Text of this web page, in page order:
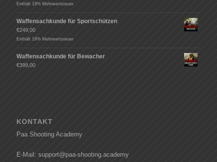
Enthält 19% Mehrwertsteuer
Waffensachkunde für Sportschützen
€249,00
Enthält 19% Mehrwertsteuer
Waffensachkunde für Bewacher
€399,00
KONTAKT
Paa Shooting Academy
E-Mail: support@paa-shooting.academy